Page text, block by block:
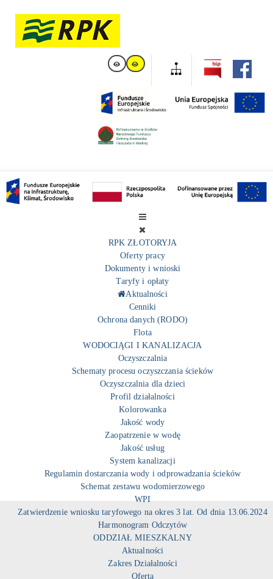
RPK ZŁOTORYJA
Oferty pracy
Dokumenty i wnioski
Taryfy i opłaty
Aktualności
Cenniki
Ochrona danych (RODO)
Flota
WODOCIĄGI I KANALIZACJA
Oczyszczalnia
Schematy procesu oczyszczania ścieków
Oczyszczalnia dla dzieci
Profil działalności
Kolorowanka
Jakość wody
Zaopatrzenie w wodę
Jakość usług
System kanalizacji
Regulamin dostarczania wody i odprowadzania ścieków
Schemat zestawu wodomierzowego
WPI
Zatwierdzenie wniosku taryfowego na okres 3 lat. Od dnia 13.06.2024
Harmonogram Odczytów
ODDZIAŁ MIESZKALNY
Aktualności
Zakres Działalności
Oferta